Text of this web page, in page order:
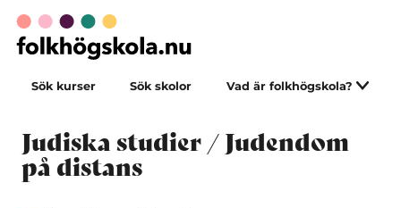
Sök kurser Sök skolor Vad är folkhögskola?
Judiska studier / Judendom
på distans